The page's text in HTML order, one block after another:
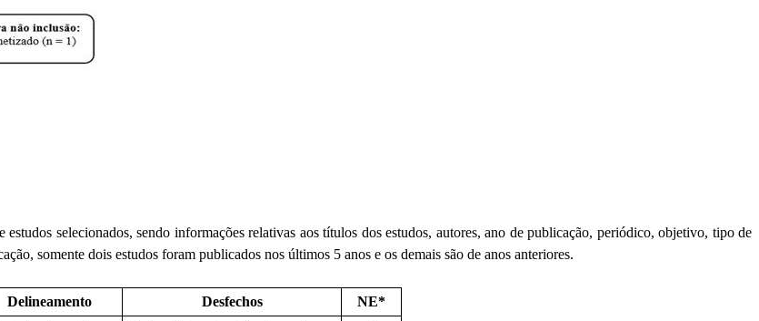
selecionados, sendo informações relativas aos títulos dos estudos, autores, ano de publicação, periódico, objetivo, tipo de
somente dois estudos foram publicados nos últimos 5 anos e os demais são de anos anteriores.
Delineamento Desfechos
NE*